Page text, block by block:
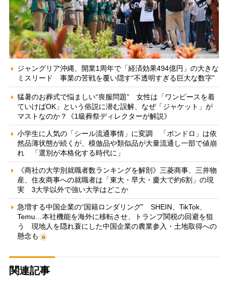
ジャングリア沖縄、開業1周年で「経済効果494億円」の大きな
ミスリード 事業の苦戦を覆い隠す“不透明すぎる巨大な数字”
猛暑のお葬式で悩ましい“喪服問題” 女性は「ワンピースを着
ていけばOK」という俗説に潜む誤解、なぜ「ジャケット」が
マストなのか？《1級葬祭ディレクターが解説》
小学生に人気の「シール流通事情」に変調 「ボンドロ」は依
然品薄状態が続くが、模倣品や類似品が大量流通し一部で値崩
れ 「選別が本格化する時代に」
《商社の大学別就職者数ランキングを解剖》三菱商事、三井物
産、住友商事への就職者は「東大・早大・慶大で約6割」の現
実 3大学以外で強い大学はどこか
急増する中国企業の“国籍ロンダリング” SHEIN、TikTok、
Temu…本社機能を海外に移転させ、トランプ関税の回避を狙
う 現地人を隠れ蓑にした中国企業の農業参入・土地取得への
懸念も
関連記事